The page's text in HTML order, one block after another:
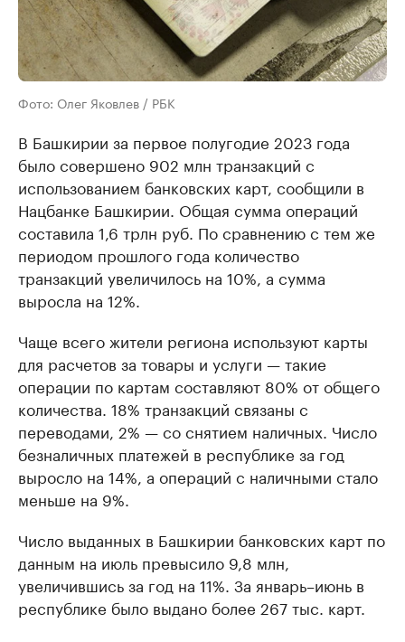
Фото: Олег Яковлев / РБК
В Башкирии за первое полугодие 2023 года
было совершено 902 млн транзакций с
использованием банковских карт, сообщили в
Нацбанке Башкирии. Общая сумма операций
составила 1,6 трлн руб. По сравнению с тем же
периодом прошлого года количество
транзакций увеличилось на 10%, а сумма
выросла на 12%.
Чаще всего жители региона используют карты
для расчетов за товары и услуги — такие
операции по картам составляют 80% от общего
количества. 18% транзакций связаны с
переводами, 2% — со снятием наличных. Число
безналичных платежей в республике за год
выросло на 14%, а операций с наличными стало
меньше на 9%.
Число выданных в Башкирии банковских карт по
данным на июль превысило 9,8 млн,
увеличившись за год на 11%. За январь–июнь в
республике было выдано более 267 тыс. карт.